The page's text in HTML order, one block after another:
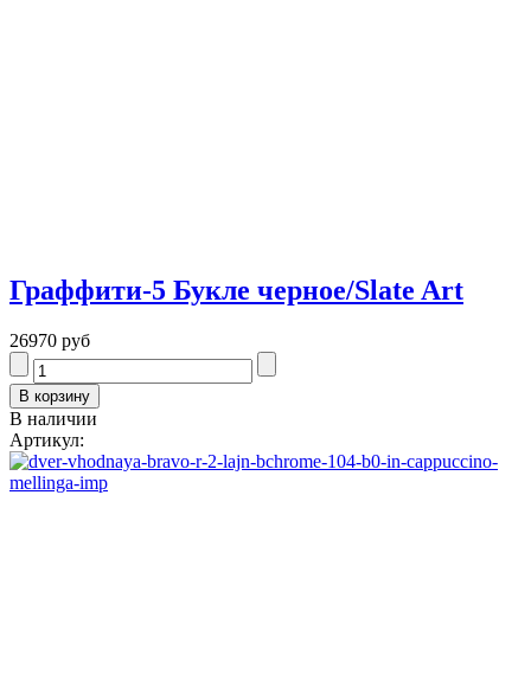
Граффити-5 Букле черное/Slate Art
26970 руб
В наличии
Артикул: